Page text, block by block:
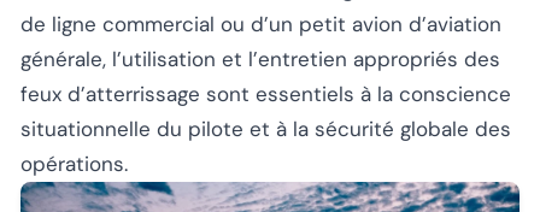
de ligne commercial ou d’un petit avion d’aviation
générale, l’utilisation et l’entretien appropriés des
feux d’atterrissage sont essentiels à la conscience
situationnelle du pilote et à la sécurité globale des
opérations.